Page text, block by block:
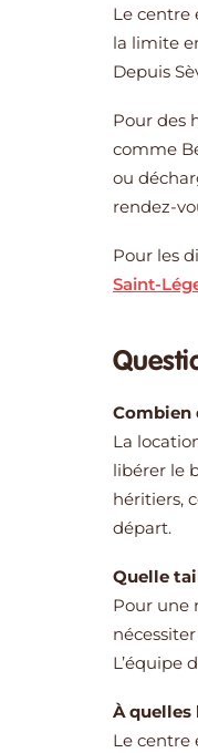
Le centre
la limite
Depuis
Pour des
comme
ou
rendez-
Pour les
Saint-
Combien
La
libérer le
héritiers,
départ.
Quelle
Pour une
L’équipe
À quelles
Le centre